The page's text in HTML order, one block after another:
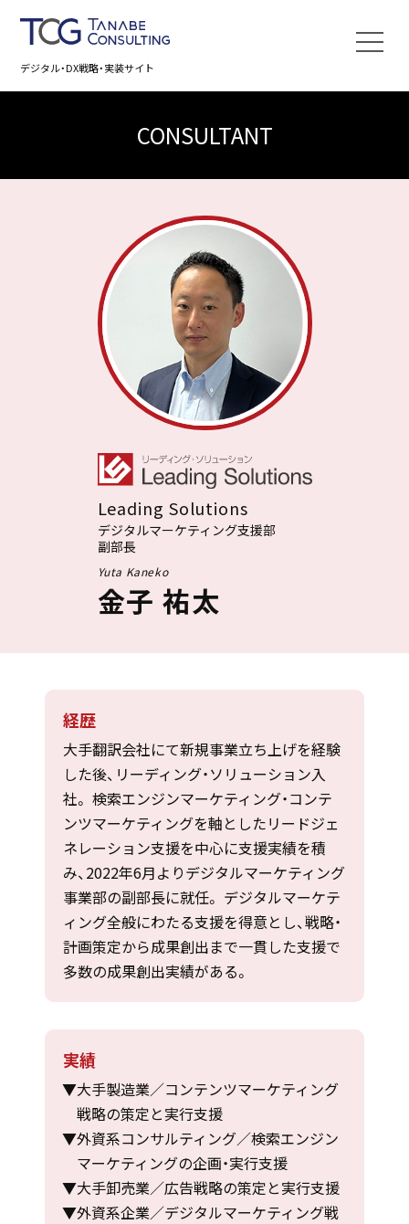
デジタル・DX戦略・実装サイト
CONSULTANT
Leading Solutions
デジタルマーケティング支援部
副部長
Yuta Kaneko
金子 祐太
経歴
大手翻訳会社にて新規事業立ち上げを経験
した後、リーディング・ソリューション入
社。 検索エンジンマーケティング・コンテ
ンツマーケティングを軸としたリードジェ
ネレーション支援を中心に支援実績を積
み、2022年6月よりデジタルマーケティング
事業部の副部長に就任。 デジタルマーケテ
ィング全般にわたる支援を得意とし、戦略・
計画策定から成果創出まで一貫した支援で
多数の成果創出実績がある。
実績
大手製造業／コンテンツマーケティング
戦略の策定と実行支援
外資系コンサルティング／検索エンジン
マーケティングの企画・実行支援
大手卸売業／広告戦略の策定と実行支援
外資系企業／デジタルマーケティング戦